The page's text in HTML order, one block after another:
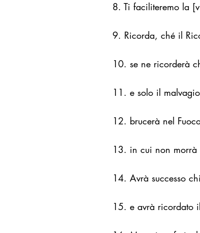
8. Ti faciliteremo la
9. Ricorda, ché il
10. se ne ricorderà
11. e solo il
12. brucerà nel
13. in cui non morrà
14. Avrà successo
15. e avrà ricordato